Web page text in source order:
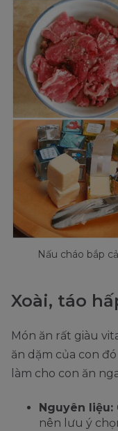
Nấu cháo bắp
Xoài, táo
Món ăn rất giàu
ăn dặm của con
làm cho con ăn
Nguyên liệu:
nên lưu ý